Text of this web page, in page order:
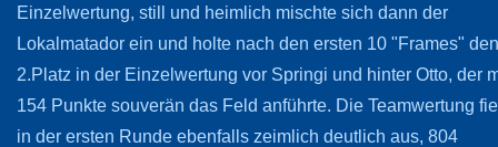
Einzelwertung, still und heimlich mischte sich dann der
Lokalmatador ein und holte nach den ersten 10 "Frames" den
2.Platz in der Einzelwertung vor Springi und hinter Otto, der
154 Punkte souverän das Feld anführte. Die Teamwertung
in der ersten Runde ebenfalls zeimlich deutlich aus, 804